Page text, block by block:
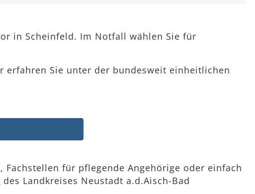
in Scheinfeld. Im Notfall wählen Sie für
erfahren Sie unter der bundesweit einheitlichen
für pflegende Angehörige oder einfach
des Landkreises Neustadt a.d.Aisch-Bad